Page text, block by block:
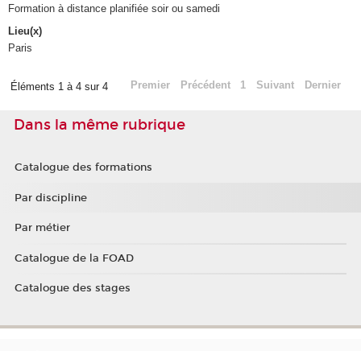
Formation à distance planifiée soir ou samedi
Lieu(x)
Paris
Éléments 1 à 4 sur 4 Premier Précédent 1 Suivant Dernier
Dans la même rubrique
Catalogue des formations
Par discipline
Par métier
Catalogue de la FOAD
Catalogue des stages